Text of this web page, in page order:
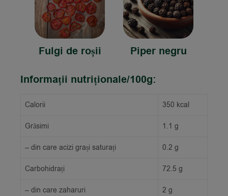
Fulgi de roșii
Piper negru
Informații nutriționale/100g:
Calorii 350 kcal
Grăsimi 1.1 g
– din care acizi grași saturați 0.2 g
Carbohidrați 72.5 g
– din care zaharuri 2 g